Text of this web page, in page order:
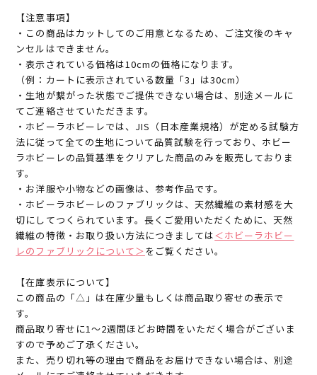
【注意事項】
・この商品はカットしてのご用意となるため、ご注文後のキャ
ンセルはできません。
・表示されている価格は10cmの価格になります。
（例：カートに表示されている数量「3」は30cm）
・生地が繋がった状態でご提供できない場合は、別途メールに
てご連絡させていただきます。
・ホビーラホビーレでは、JIS（日本産業規格）が定める試験方
法に従って全ての生地について品質試験を行っており、ホビー
ラホビーレの品質基準をクリアした商品のみを販売しておりま
す。
・お洋服や小物などの画像は、参考作品です。
・ホビーラホビーレのファブリックは、天然繊維の素材感を大
切にしてつくられています。長くご愛用いただくために、天然
繊維の特徴・お取り扱い方法につきましては＜ホビーラホビー
レのファブリックについて＞ をご覧ください。
【在庫表示について】
この商品の「△」は在庫少量もしくは商品取り寄せの表示で
す。
商品取り寄せに1～2週間ほどお時間をいただく場合がございま
すので予めご了承ください。
また、売り切れ等の理由で商品をお届けできない場合は、別途